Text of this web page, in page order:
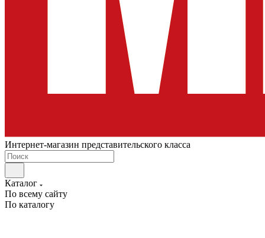
Интернет-магазин представительского класса
Каталог
По всему сайту
По каталогу